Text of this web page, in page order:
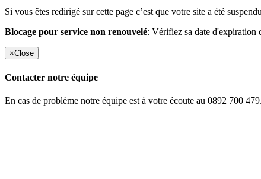
Si vous êtes redirigé sur cette page c’est que votre site a été
Blocage pour service non renouvelé: Vérifiez sa date d'expiration
×Close
Contacter notre équipe
En cas de problème notre équipe est à votre écoute au 0892 700 479.